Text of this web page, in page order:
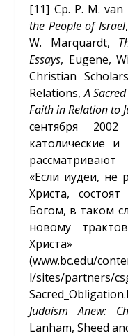
[11] Ср. P. M.
the People of Israel
W. Marquardt,
Essays, Eugene,
Christian
Relations,A
Faith in Relation to
сентября
католические и
«Если иудеи, не
Христа,
Богом, в таком
новому
Христа»
(www.bc.edu/
l/sites/partners/
Judaism Anew:
Lanham, Sheed